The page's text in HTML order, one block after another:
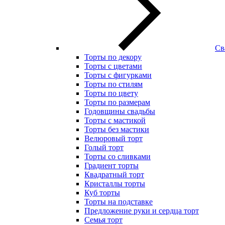
Торты по декору
Торты с цветами
Торты с фигурками
Торты по стилям
Торты по цвету
Торты по размерам
Годовщины свадьбы
Торты с мастикой
Торты без мастики
Велюровый торт
Голый торт
Торты со сливками
Градиент торты
Квадратный торт
Кристаллы торты
Куб торты
Торты на подставке
Предложение руки и сердца торт
Семья торт